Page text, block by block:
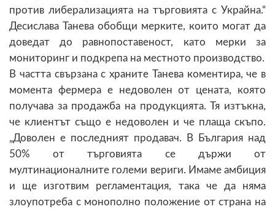
против либерализацията на търговията с Украйна.“
Десислава Танева обобщи мерките, които могат да
доведат до равнопоставеност, като мерки за
мониторинг и подкрепа на местното производство.
В частта свързана с храните Танева коментира, че в
момента фермера е недоволен от цената, която
получава за продажба на продукцията. Тя изтъкна,
че клиентът също е недоволен и че плаща скъпо.
„Доволен е последният продавач. В България над
50% от търговията се държи от
мултинационалните големи вериги. Имаме амбиция
и ще изготвим регламентация, така че да няма
злоупотреба с монополно положение от страна на